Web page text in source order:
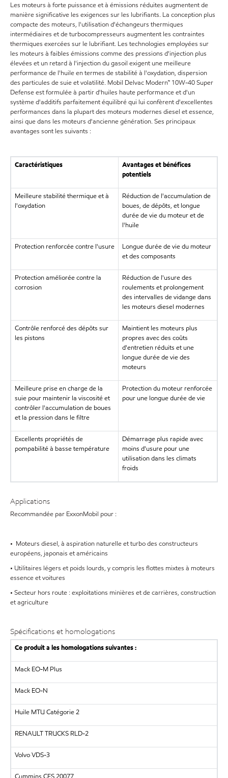
Les moteurs à forte puissance et à émissions réduites augmentent de
manière significative les exigences sur les lubrifiants. La conception plus
compacte des moteurs, l'utilisation d'échangeurs thermiques
intermédiaires et de turbocompresseurs augmentent les contraintes
thermiques exercées sur le lubrifiant. Les technologies employées sur
les moteurs à faibles émissions comme des pressions d'injection plus
élevées et un retard à l'injection du gasoil exigent une meilleure
performance de l'huile en termes de stabilité à l'oxydation, dispersion
des particules de suie et volatilité. Mobil Delvac Modern™ 10W-40 Super
Defense est formulée à partir d'huiles haute performance et d'un
système d'additifs parfaitement équilibré qui lui confèrent d'excellentes
performances dans la plupart des moteurs modernes diesel et essence,
ainsi que dans les moteurs d'ancienne génération. Ses principaux
avantages sont les suivants :
Caractéristiques
Avantages et bénéfices
potentiels
Meilleure stabilité thermique et à
l'oxydation
Réduction de l'accumulation de
boues, de dépôts, et longue
durée de vie du moteur et de
l'huile
Protection renforcée contre l'usure
Longue durée de vie du moteur
et des composants
Protection améliorée contre la
corrosion
Réduction de l'usure des
roulements et prolongement
des intervalles de vidange dans
les moteurs diesel modernes
Contrôle renforcé des dépôts sur
les pistons
Maintient les moteurs plus
propres avec des coûts
d'entretien réduits et une
longue durée de vie des
moteurs
Meilleure prise en charge de la
suie pour maintenir la viscosité et
contrôler l'accumulation de boues
et la pression dans le filtre
Protection du moteur renforcée
pour une longue durée de vie
Excellents propriétés de
pompabilité à basse température
Démarrage plus rapide avec
moins d'usure pour une
utilisation dans les climats
froids
Applications
Recommandée par ExxonMobil pour :
• Moteurs diesel, à aspiration naturelle et turbo des constructeurs
européens, japonais et américains
• Utilitaires légers et poids lourds, y compris les flottes mixtes à moteurs
essence et voitures
• Secteur hors route : exploitations minières et de carrières, construction
et agriculture
Spécifications et homologations
Ce produit a les homologations suivantes :
Mack EO-M Plus
Mack EO-N
Huile MTU Catégorie 2
RENAULT TRUCKS RLD-2
Volvo VDS-3